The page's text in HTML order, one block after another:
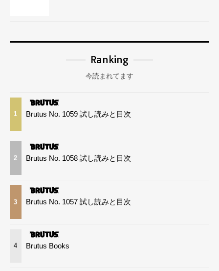
Ranking
今読まれてます
1 Brutus No. 1059 試し読みと目次
2 Brutus No. 1058 試し読みと目次
3 Brutus No. 1057 試し読みと目次
4 Brutus Books